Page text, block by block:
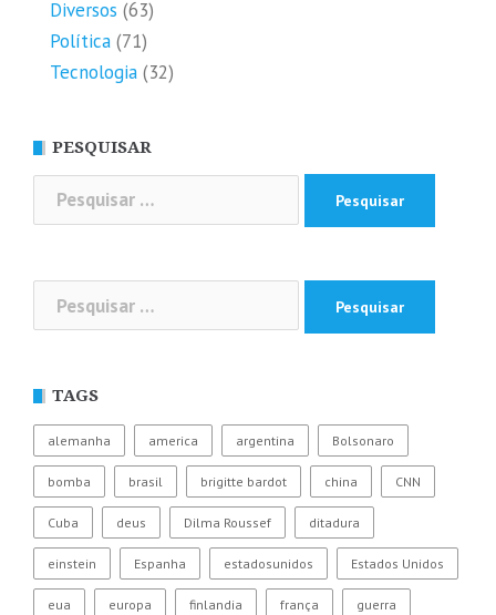
Diversos (63)
Política (71)
Tecnologia (32)
PESQUISAR
Pesquisar
por:
por:
TAGS
alemanha america argentina Bolsonaro
bomba brasil brigitte bardot china CNN
Cuba deus Dilma Roussef ditadura
einstein Espanha estadosunidos Estados Unidos
eua europa finlandia frança guerra